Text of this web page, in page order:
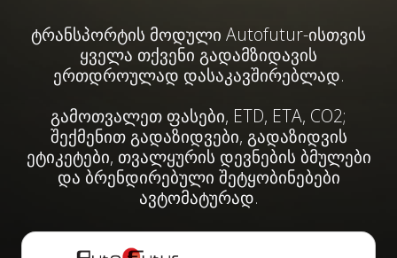
ტრანსპორტის მოდული Autofutur-ისთვის
ყველა თქვენი გადამზიდავის
ერთდროულად დასაკავშირებლად.
გამოთვალეთ ფასები, ETD, ETA, CO2;
შექმენით გადაზიდვები, გადაზიდვის
ეტიკეტები, თვალყურის დევნების ბმულები
და ბრენდირებული შეტყობინებები
ავტომატურად.